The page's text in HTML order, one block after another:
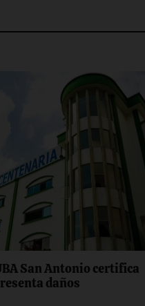
San Antonio certifica
daños